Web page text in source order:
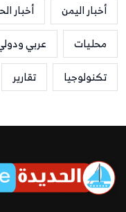
أخبار اليمن أخبار
محليات
عربي
تكنولوجيا
تقارير